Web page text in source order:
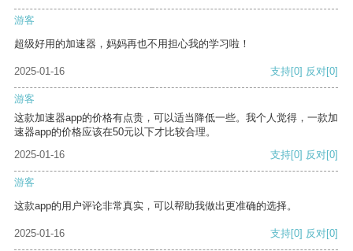
游客
超级好用的加速器，妈妈再也不用担心我的学习啦！
2025-01-16 支持[0] 反对[0]
游客
这款加速器app的价格有点贵，可以适当降低一些。我个人觉得，一款加
速器app的价格应该在50元以下才比较合理。
2025-01-16
支持[0] 反对[0]
游客
这款app的用户评论非常真实，可以帮助我做出更准确的选择。
2025-01-16 支持[0] 反对[0]